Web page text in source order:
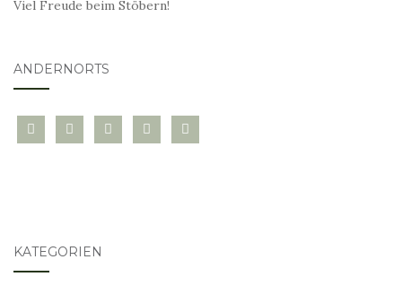
Viel Freude beim Stöbern!
ANDERNORTS
bloglovininstagramtwitter pinterest
mail
KATEGORIEN